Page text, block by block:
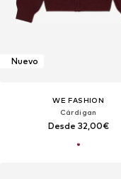
Nuevo
WE FASHION
Cárdigan
Desde 32,00€